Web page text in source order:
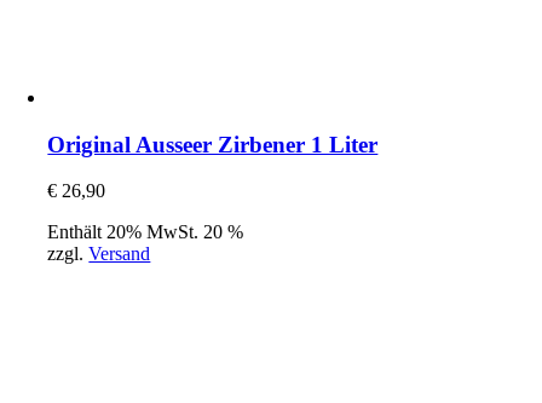
Original Ausseer Zirbener 1 Liter
€ 26,90
Enthält 20% MwSt. 20 %
zzgl.Versand